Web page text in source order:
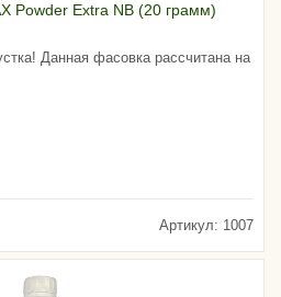
Powder Extra NB (20 грамм)
Данная фасовка рассчитана на
Артикул: 1007